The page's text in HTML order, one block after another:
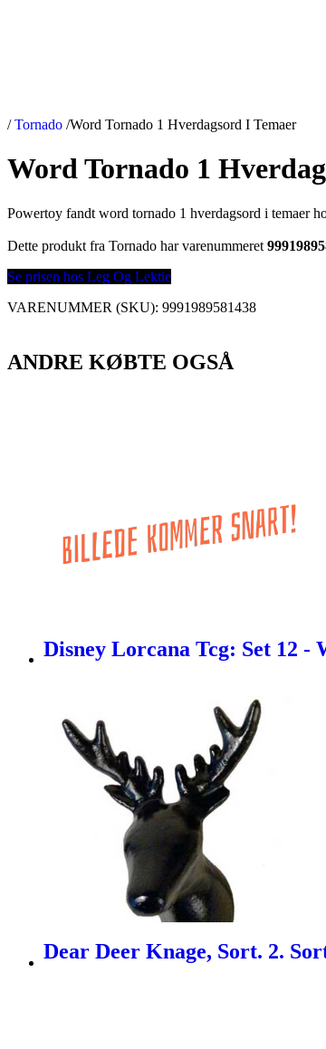
/ Tornado /Word Tornado 1 Hverdagsord I Temaer
Word Tornado 1
Powertoy fandt word tornado 1 hverdagsord i temaer
Dette produkt fra Tornado har varenummeret
Se prisen hos Leg Og Lektie
VARENUMMER (SKU): 9991989581438
ANDRE KØBTE OGSÅ
Disney Lorcana Tcg: Set 12
Dear Deer Knage, Sort. 2.